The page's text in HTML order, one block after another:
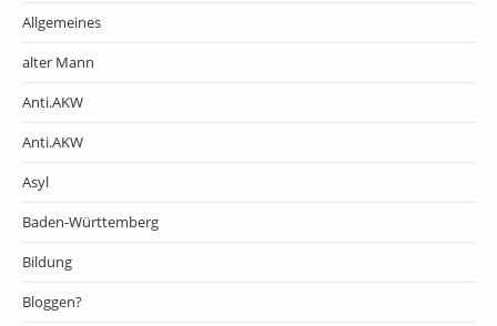
Allgemeines
alter Mann
Anti.AKW
Anti.AKW
Asyl
Baden-Württemberg
Bildung
Bloggen?